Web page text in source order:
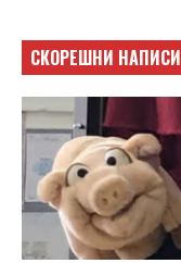
СКОРЕШНИ НАПИСИ